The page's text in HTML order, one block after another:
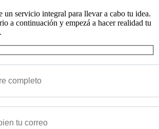
un servicio integral para llevar a cabo tu idea.
a continuación y empezá a hacer realidad tu